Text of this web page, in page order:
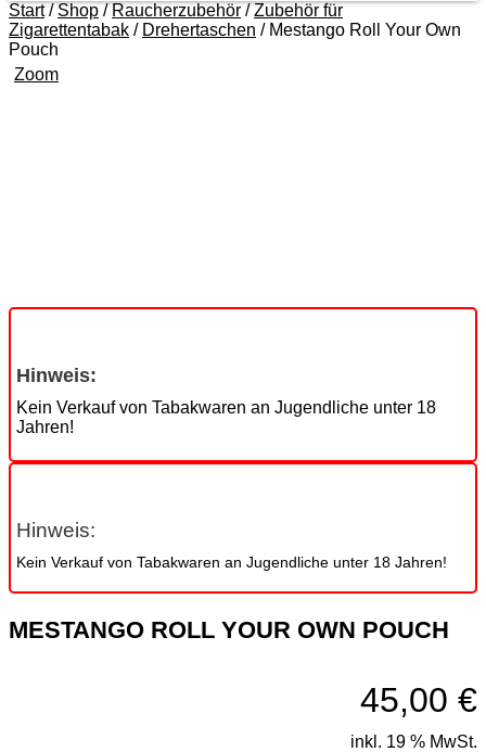
Start/ Shop / Raucherzubehör /Zubehör für
Zigarettentabak / Drehertaschen / Mestango Roll Your Own
Pouch
Zoom
Hinweis:
Kein Verkauf von Tabakwaren an Jugendliche unter 18
Jahren!
Hinweis:
Kein Verkauf von Tabakwaren an Jugendliche unter 18 Jahren!
MESTANGO ROLL YOUR OWN POUCH
45,00 €
inkl. 19 % MwSt.